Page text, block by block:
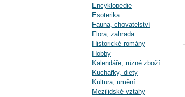
Encyklopedie
Esoterika
Fauna, chovatelství
Flora, zahrada
Historické romány
Hobby
Kalendáře, různé zboží
Kuchařky, diety
Kultura, umění
Mezilidské vztahy